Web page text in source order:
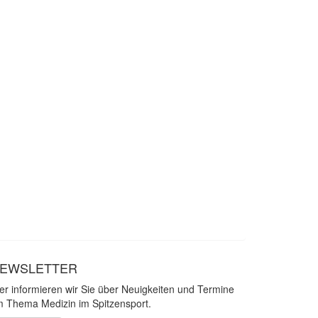
informieren wir Sie über Neuigkeiten und Termine
Thema Medizin im Spitzensport.